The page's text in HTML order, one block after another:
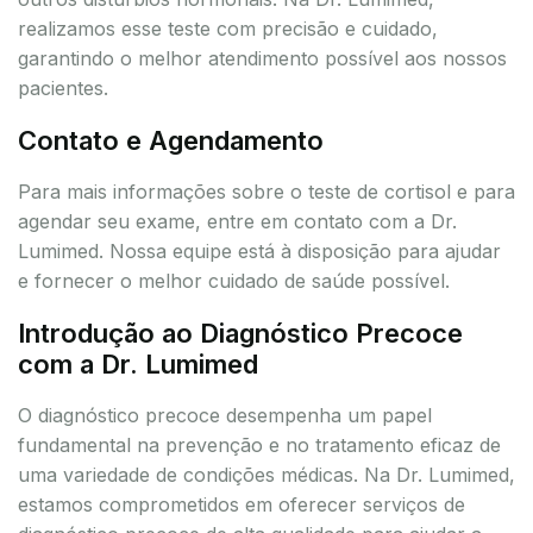
realizamos esse teste com precisão e cuidado,
garantindo o melhor atendimento possível aos nossos
pacientes.
Contato e Agendamento
Para mais informações sobre o teste de cortisol e para
agendar seu exame, entre em contato com a Dr.
Lumimed. Nossa equipe está à disposição para ajudar
e fornecer o melhor cuidado de saúde possível.
Introdução ao Diagnóstico Precoce
com a Dr. Lumimed
O diagnóstico precoce desempenha um papel
fundamental na prevenção e no tratamento eficaz de
uma variedade de condições médicas. Na Dr. Lumimed,
estamos comprometidos em oferecer serviços de